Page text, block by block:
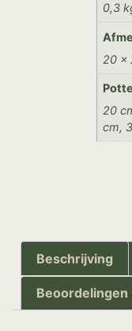
0,3
20 ×
20
cm,
Beschrijving
Beoordelingen